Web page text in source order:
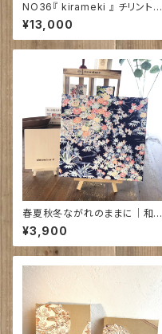
NO36『 kirameki 』 チリントゥ
工房 ｜230㎜×230㎜×30㎜
戸谷真子氏の絵 ～紅型染～
¥13,000
春夏秋冬ながれのままに｜和の
装いファブリックパネル
¥3,900